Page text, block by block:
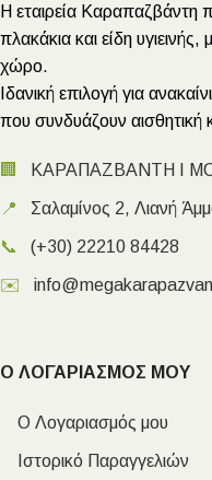
Η εταιρεία Καραπαζβάντη
πλακάκια και είδη
χώρο.
Ιδανική επιλογή για
που συνδυάζουν αισθητική
🏢 ΚΑΡΑΠΑΖΒΑΝΤΗ Ι
📍 Σαλαμίνος 2, Λιανή
📞 (+30) 22210 84428
✉️
Ο ΛΟΓΑΡΙΑΣΜΟΣ ΜΟΥ
Ο Λογαριασμός μου
Ιστορικό Παραγγελιών